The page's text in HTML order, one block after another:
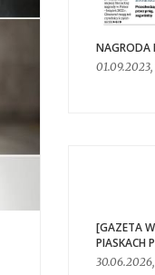
NAGRODA
[GAZETA
PIASKACH